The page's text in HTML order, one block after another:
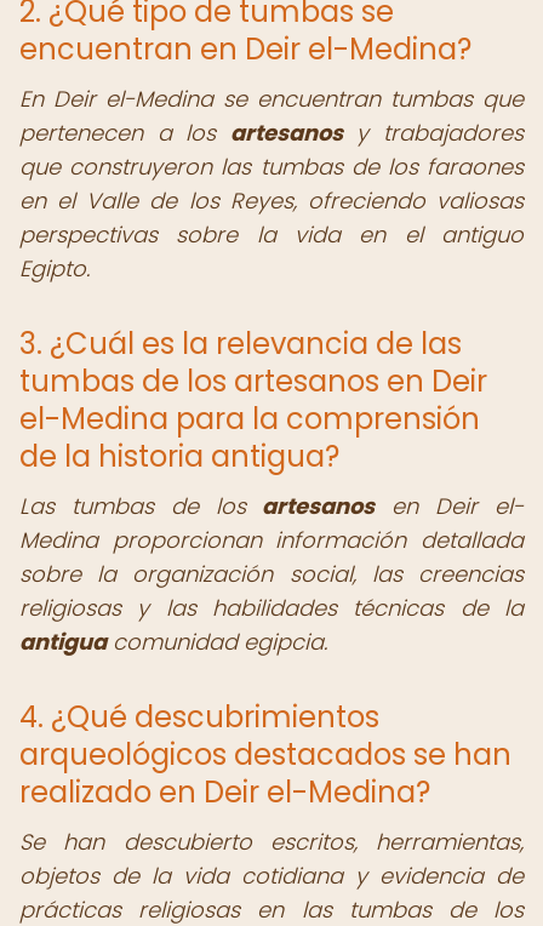
2. ¿Qué tipo de tumbas se
encuentran en Deir el-Medina?
En Deir el-Medina se encuentran tumbas que
pertenecen a los artesanosy trabajadores
que construyeron las tumbas de los faraones
en el Valle de los Reyes, ofreciendo valiosas
perspectivas sobre la vida en el antiguo
Egipto.
3. ¿Cuál es la relevancia de las
tumbas de los artesanos en Deir
el-Medina para la comprensión
de la historia antigua?
Las tumbas de los artesanosen Deir el-
Medina proporcionan información detallada
sobre la organización social, las creencias
religiosas y las habilidades técnicas de la
antiguacomunidad egipcia.
4. ¿Qué descubrimientos
arqueológicos destacados se han
realizado en Deir el-Medina?
Se han descubierto escritos, herramientas,
objetos de la vida cotidiana y evidencia de
prácticas religiosas en las tumbas de los